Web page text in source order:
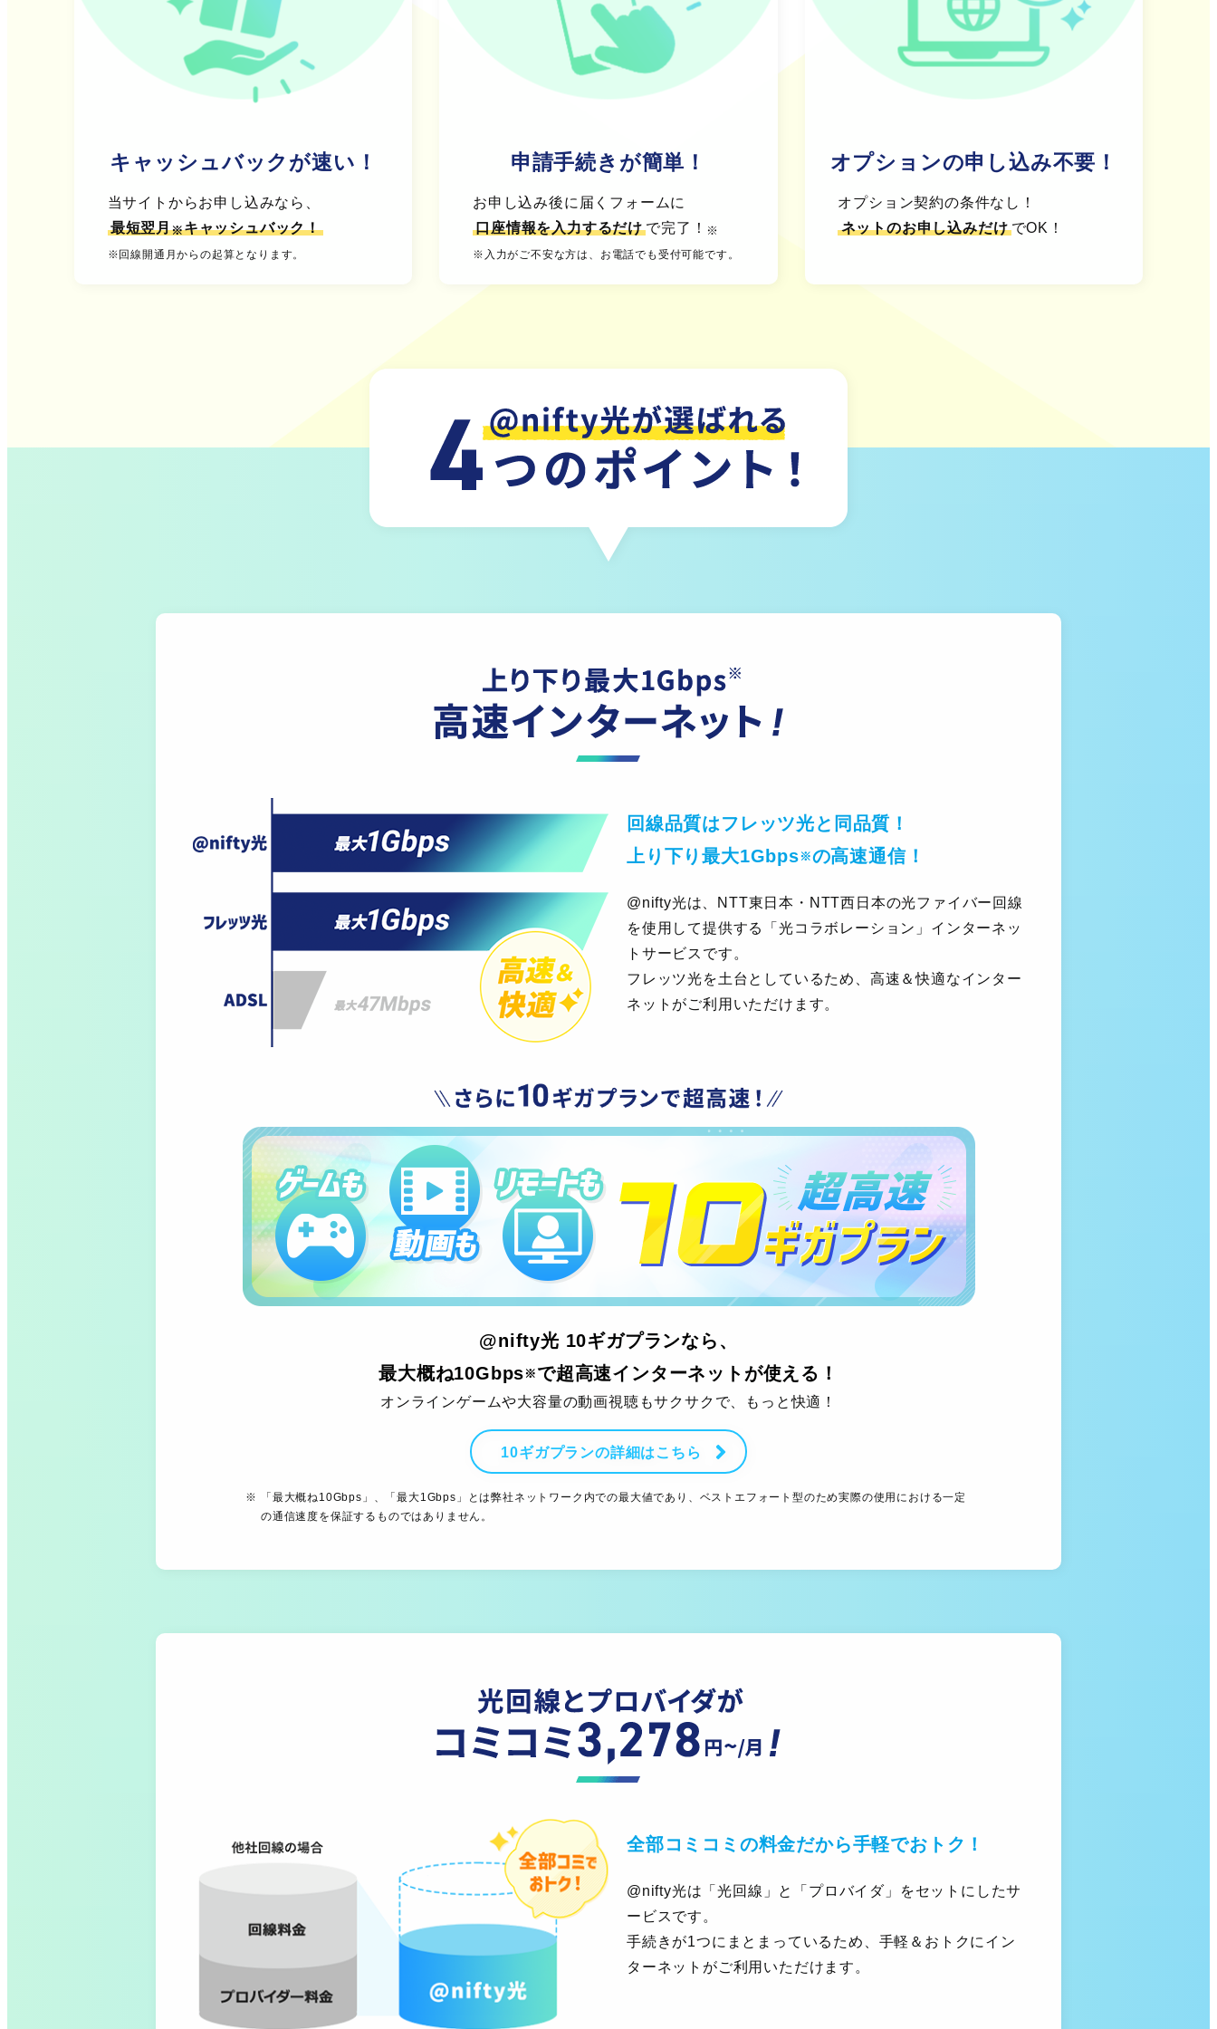
キャッシュバックが速い！
当サイトからお申し込みなら、
最短翌月※キャッシュバック！
※回線開通月からの起算となります。
申請手続きが簡単！
お申し込み後に届くフォームに
口座情報を入力するだけ で完了！ ※
※入力がご不安な方は、お電話でも受付可能です。
オプションの申し込み不要！
オプション契約の条件なし！
ネットのお申し込みだけでOK！
回線品質はフレッツ光と同品質！
上り下り最大1Gbps ※の高速通信！
@nifty光は、NTT東日本・NTT西日本の光ファイバー回線
を使用して提供する「光コラボレーション」インターネッ
トサービスです。
フレッツ光を土台としているため、高速＆快適なインター
ネットがご利用いただけます。
@nifty光 10ギガプランなら、
最大概ね10Gbps ※ で超高速インターネットが使える！
オンラインゲームや大容量の動画視聴もサクサクで、もっと快適！
10ギガプランの詳細はこちら
「最大概ね10Gbps」、「最大1Gbps」とは弊社ネットワーク内での最大値であり、ベストエフォート型のため実際の使用における一定
の通信速度を保証するものではありません。
全部コミコミの料金だから手軽でおトク！
@nifty光は「光回線」と「プロバイダ」をセットにしたサ
ービスです。
手続きが1つにまとまっているため、手軽＆おトクにイン
ターネットがご利用いただけます。